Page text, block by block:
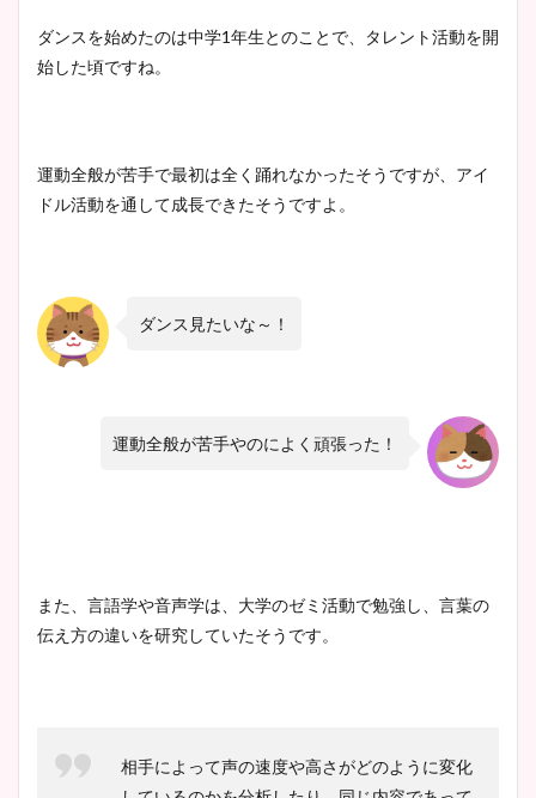
ダンスを始めたのは中学1年生とのことで、タレント活動を開
始した頃ですね。
運動全般が苦手で最初は全く踊れなかったそうですが、アイ
ドル活動を通して成長できたそうですよ。
ダンス見たいな～！
運動全般が苦手やのによく頑張った！
また、言語学や音声学は、大学のゼミ活動で勉強し、言葉の
伝え方の違いを研究していたそうです。
相手によって声の速度や高さがどのように変化